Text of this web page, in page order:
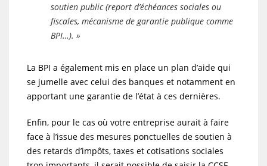
soutien public (report d’échéances sociales ou
fiscales, mécanisme de garantie publique comme
BPI…). »
La BPI a également mis en place un plan d’aide qui
se jumelle avec celui des banques et notamment en
apportant une garantie de l’état à ces dernières.
Enfin, pour le cas où votre entreprise aurait à faire
face à l’issue des mesures ponctuelles de soutien à
des retards d’impôts, taxes et cotisations sociales